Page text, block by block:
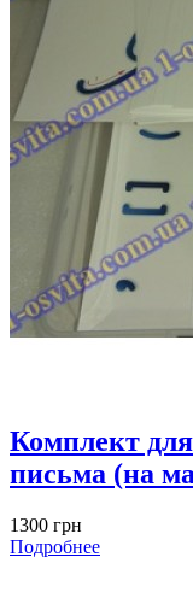
Комплект
письма (на
1300 грн
Подробнее